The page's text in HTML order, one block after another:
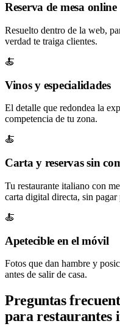
Reserva de mesa online
Resuelto dentro de la web,
verdad te traiga clientes.
🍝
Vinos y especialidades
El detalle que redondea la
competencia de tu zona.
🍝
Carta y reservas sin
Tu restaurante italiano con
carta digital directa, sin pagar
🍝
Apetecible en el móvil
Fotos que dan hambre y
antes de salir de casa.
Preguntas
para restaurantes